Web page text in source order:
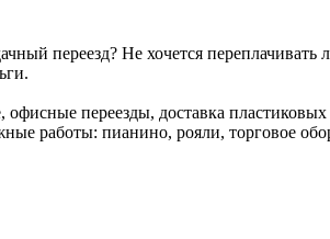
переезд? Не хочется
переезды, доставка
работы: пианино, рояли, торговое